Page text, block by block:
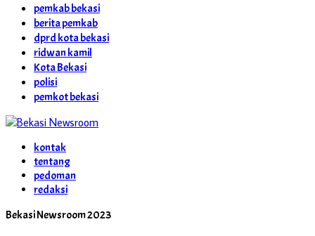
pemkab bekasi
berita pemkab
dprd kota bekasi
ridwan kamil
Kota Bekasi
polisi
pemkot bekasi
kontak
tentang
pedoman
redaksi
Bekasi Newsroom 2023